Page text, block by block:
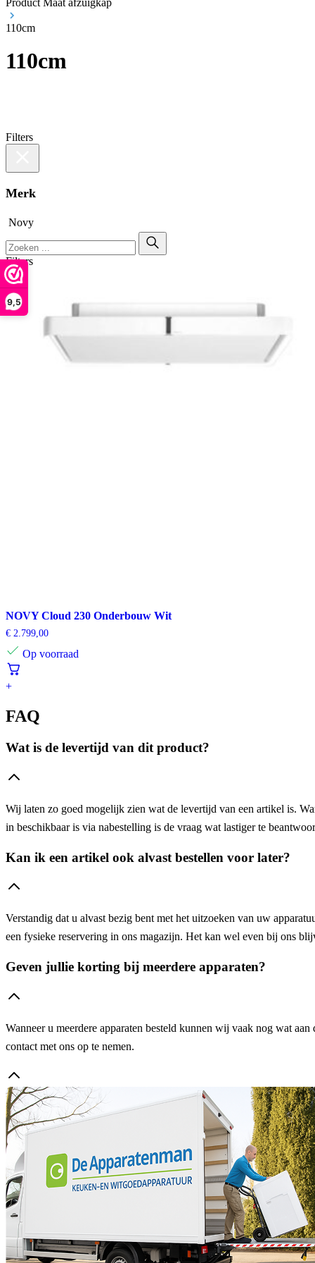
9,5
Product Maat afzuigkap
110cm
110cm
Filters
Merk
Novy
Filters
NOVY Cloud 230 Onderbouw Wit
€ 2.799,00
Op voorraad
+
FAQ
Wat is de levertijd van dit product?
Wij laten zo goed mogelijk zien wat de levertijd van een artikel is.
in beschikbaar is via nabestelling is de vraag wat lastiger te
Kan ik een artikel ook alvast bestellen voor later?
Verstandig dat u alvast bezig bent met het uitzoeken van uw
een fysieke reservering in ons magazijn. Het kan wel even bij ons
Geven jullie korting bij meerdere apparaten?
Wanneer u meerdere apparaten besteld kunnen wij vaak nog wat
contact met ons op te nemen.